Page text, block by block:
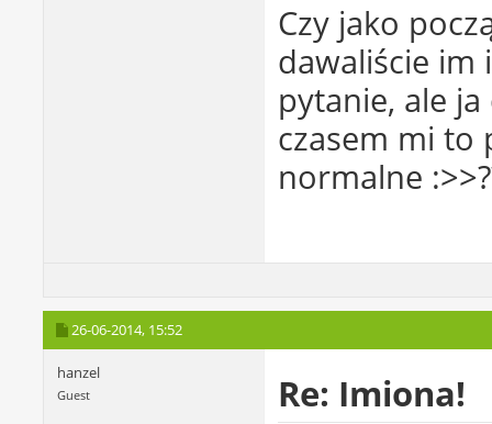
Czy jako
dawaliście im
pytanie, ale
czasem mi to
normalne
26-06-2014, 15:52
hanzel
Guest Re: Imiona!